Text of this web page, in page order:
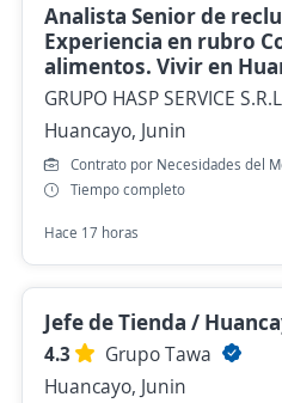
Analista Senior de
Experiencia en rubro
alimentos. Vivir en
GRUPO HASP SERVICE
Huancayo, Junin
Contrato por Necesidades del
Tiempo completo
Hace 17 horas
Jefe de Tienda /
4.3
Grupo Tawa
Huancayo, Junin